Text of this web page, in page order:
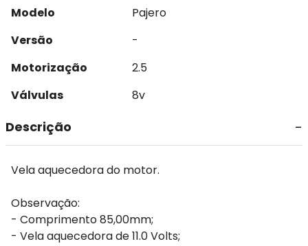
Modelo
Pajero
Versão
-
Motorização
2.5
Válvulas
8v
Descrição
Vela aquecedora do motor.
Observação:
- Comprimento 85,00mm;
- Vela aquecedora de 11.0 Volts;